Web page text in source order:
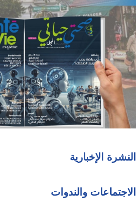
النشرة الإخبارية
الاجتماعات والندوات